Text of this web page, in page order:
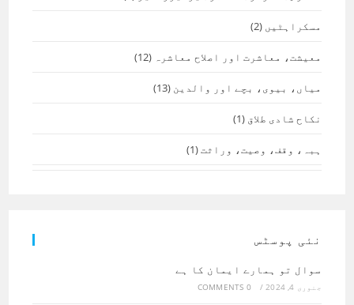
مسکراہٹیں (2)
معیشت، معاشرت اور اصلاح معاشرہ (12)
میاں، بیوی، بچے اور والدین (13)
نکاح شادی طلاق (1)
ہبہ، وقف، وصیت، وراثت(1)
نئی پوسٹس
سوال تو ہمارے ایمان کا ہے
جنوری 4, 2024 /
0 COMMENTS